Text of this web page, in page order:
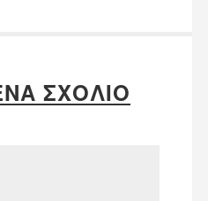
ΣΧΌΛΙΟ